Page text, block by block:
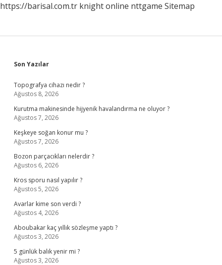
https://barisal.com.tr knight online nttgame Sitemap
Sidebar
Son Yazılar
Topografya cihazı nedir ?
Ağustos 8, 2026
Kurutma makinesinde hijyenik havalandırma ne oluyor ?
Ağustos 7, 2026
Keşkeye soğan konur mu ?
Ağustos 7, 2026
Bozon parçacıkları nelerdir ?
Ağustos 6, 2026
Kros sporu nasıl yapılır ?
Ağustos 5, 2026
Avarlar kime son verdi ?
Ağustos 4, 2026
Aboubakar kaç yıllık sözleşme yaptı ?
Ağustos 3, 2026
5 günlük balık yenir mi ?
Ağustos 3, 2026